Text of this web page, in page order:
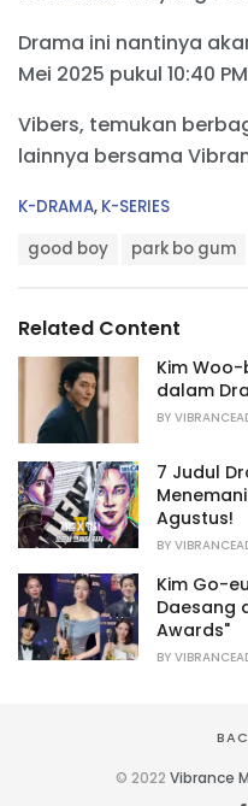
Drama ini nantinya
Mei 2025 pukul 10:40
Vibers, temukan
lainnya bersama
C
r
i
K-DRAMA, K-SERIES
:
good boy park bo gum
Related Content
Kim
dalam
BY
7 Judul
Agustus!
BY
Kim Go-
Daesang
Awards"
BY
© 2022 Vibrance